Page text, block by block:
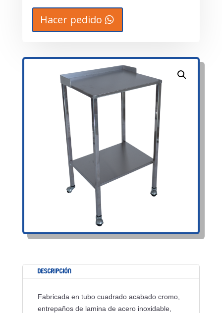
Hacer pedido
Descripción
Fabricada en tubo cuadrado acabado cromo,
entrepaños de lamina de acero inoxidable,